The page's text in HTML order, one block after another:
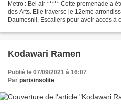
Metro : Bel air ***** Cette promenade a
des Arts. Elle traverse le 12eme
Daumesnil. Escaliers pour avoir accès à
Kodawari Ramen
Publié le 07/09/2021 à 16:07
Par parisinsolite